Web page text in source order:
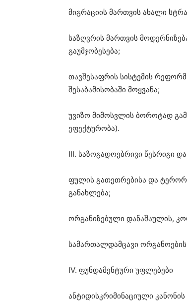
მიგრაციის მართვის ახალი
საზღვრის მართვის
გაუმჯობესება;
თავშესაფრის სისტემის
შესაბამისობაში მოყვანა;
უვიზო მიმოსვლის ბოროტად
ეფექტურობა).
III. საზოგადოებრივი წესრიგი
ფულის გათეთრებისა და
განახლება;
ორგანიზებული დანაშაულის,
სამართალდამცავი
IV. ფუნდამენტური უფლებები
ანტიდისკრიმინაციული